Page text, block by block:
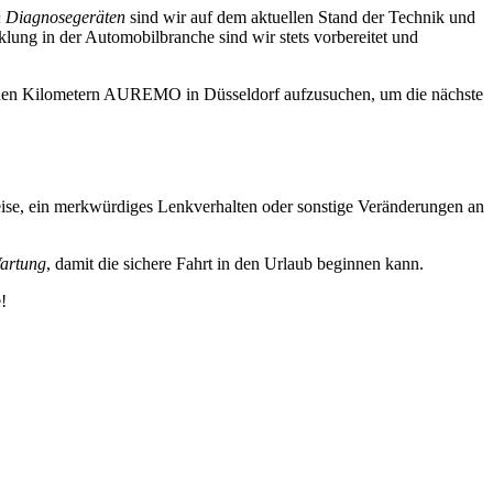
sind wir auf dem aktuellen Stand der Technik und
in der Automobilbranche sind wir stets vorbereitet und
Kilometern AUREMO in Düsseldorf aufzusuchen, um die nächste
ein merkwürdiges Lenkverhalten oder sonstige Veränderungen an
, damit die sichere Fahrt in den Urlaub beginnen kann.